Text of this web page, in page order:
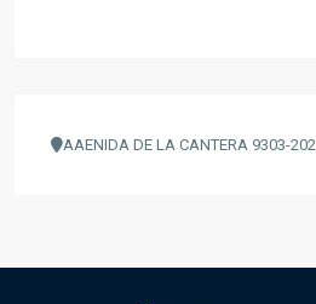
AAENIDA DE LA CANTERA 9303-